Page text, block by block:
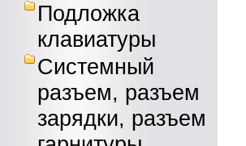
Подложка
клавиатуры
Системный
разъем, разъем
зарядки, разъем